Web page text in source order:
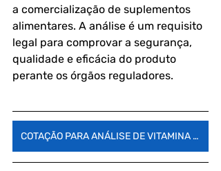
a comercialização de suplementos
alimentares. A análise é um requisito
legal para comprovar a segurança,
qualidade e eficácia do produto
perante os órgãos reguladores.
COTAÇÃO PARA ANÁLISE DE VITAMINA D2